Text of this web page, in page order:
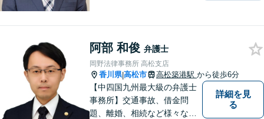
阿部 和俊 弁護士
岡野法律事務所 高松支店
香川県|高松市 高松築港駅 から徒歩6分
【中四国九州最大級の弁護士
事務所】交通事故、借金問
題、離婚、相続など様々な問
詳細を見
る